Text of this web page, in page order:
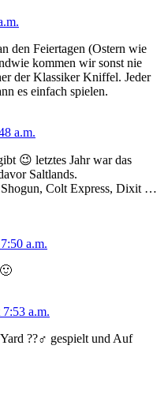
den Feiertagen (Ostern wie
kommen wir sonst nie
der Klassiker Kniffel. Jeder
es einfach spielen.
a.m.
😉 letztes Jahr war das
Saltlands.
Colt Express, Dixit …
a.m.
a.m.
??‍♂️ gespielt und Auf